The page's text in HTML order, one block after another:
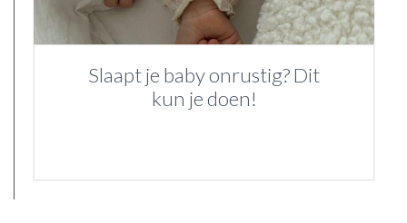
Slaapt je baby onrustig? Dit
kun je doen!